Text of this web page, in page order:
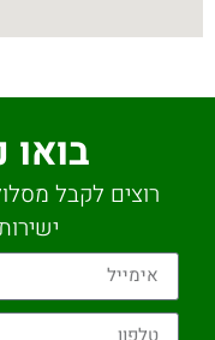
רוצים לקבל